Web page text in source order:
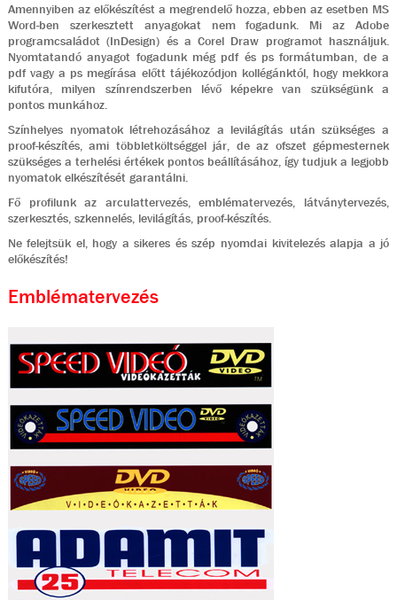
Amennyiben az előkészítést a megrendelő hozza, ebben az esetben MS
Word-ben szerkesztett anyagokat nem fogadunk. Mi az Adobe
programcsaládot (InDesign) és a Corel Draw programot használjuk.
Nyomtatandó anyagot fogadunk még pdf és ps formátumban, de a
pdf vagy a ps megírása előtt tájékozódjon kollégánktól, hogy mekkora
kifutóra, milyen színrendszerben lévő képekre van szükségünk a
pontos munkához.
Színhelyes nyomatok létrehozásához a levilágítás után szükséges a
proof-készítés, ami többletköltséggel jár, de az ofszet gépmesternek
szükséges a terhelési értékek pontos beállításához, így tudjuk a legjobb
nyomatok elkészítését garantálni.
Fő profilunk az arculattervezés, emblématervezés, látványtervezés,
szerkesztés, szkennelés, levilágítás, proof-készítés.
Ne felejtsük el, hogy a sikeres és szép nyomdai kivitelezés alapja a jó
előkészítés!
Emblématervezés